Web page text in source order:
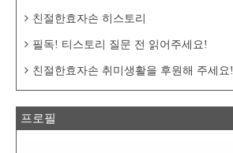
친절한효자손 히스토리
필독! 티스토리 질문 전 읽어주세요!
친절한효자손 취미생활을 후원해 주세요!
프로필